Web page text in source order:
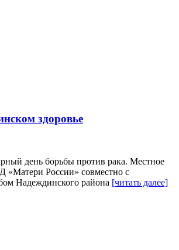
здоровье
день борьбы против рака. Местное
России» совместно с
Надеждинского района [читать далее]